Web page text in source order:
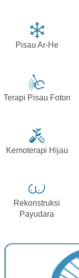
Pisau Ar-He
Terapi Pisau Foton
Kemoterapi Hijau
Rekonstruksi
Payudara